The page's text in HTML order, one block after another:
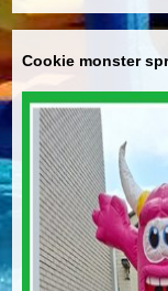
Cookie monster